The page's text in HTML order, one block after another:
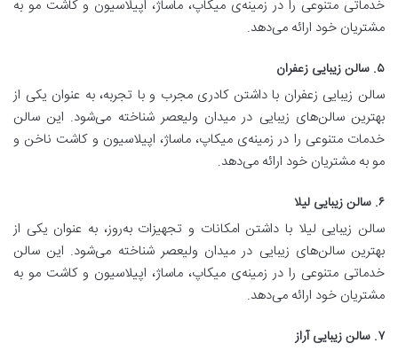
خدماتی متنوعی را در زمینه‌ی میکاپ، ماساژ، اپیلاسیون و کاشت مو به
مشتریان خود ارائه می‌دهد.
۵. سالن زیبایی زعفران
سالن زیبایی زعفران با داشتن کادری مجرب و با تجربه، به عنوان یکی از
بهترین سالن‌های زیبایی در میدان ولیعصر شناخته می‌شود. این سالن
خدمات متنوعی را در زمینه‌ی میکاپ، ماساژ، اپیلاسیون و کاشت ناخن و
مو به مشتریان خود ارائه می‌دهد.
۶. سالن زیبایی لیلا
سالن زیبایی لیلا با داشتن امکانات و تجهیزات به‌روز، به عنوان یکی از
بهترین سالن‌های زیبایی در میدان ولیعصر شناخته می‌شود. این سالن
خدماتی متنوعی را در زمینه‌ی میکاپ، ماساژ، اپیلاسیون و کاشت مو به
مشتریان خود ارائه می‌دهد.
۷. سالن زیبایی آراز